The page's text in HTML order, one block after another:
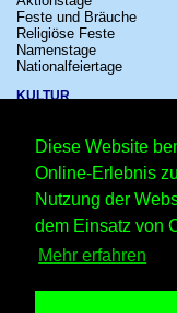
Diese Website
Online-Erlebnis
Nutzung der
dem Einsatz von
Mehr erfahren
Feste und Bräuche
Religiöse Feste
Namenstage
Nationalfeiertage
KULTUR
Festivals
Großevents
Comedy
Shows